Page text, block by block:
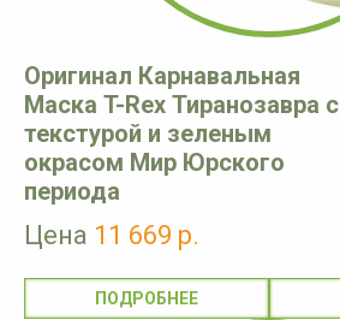
Оригинал Карнавальная
Маска T-Rex Тиранозавра с
текстурой и зеленым
окрасом Мир Юрского
периода
Цена 11 669 р.
ПОДРОБНЕЕ